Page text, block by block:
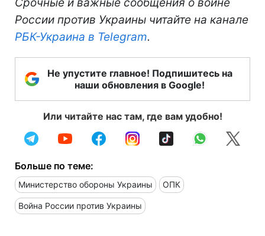
России против Украины читайте на канале
РБК-Украина в Telegram.
Не упустите главное! Подпишитесь на
наши обновления в Google!
Или читайте нас там, где вам удобно!
Больше по теме:
Министерство обороны Украины ОПК
Война России против Украины